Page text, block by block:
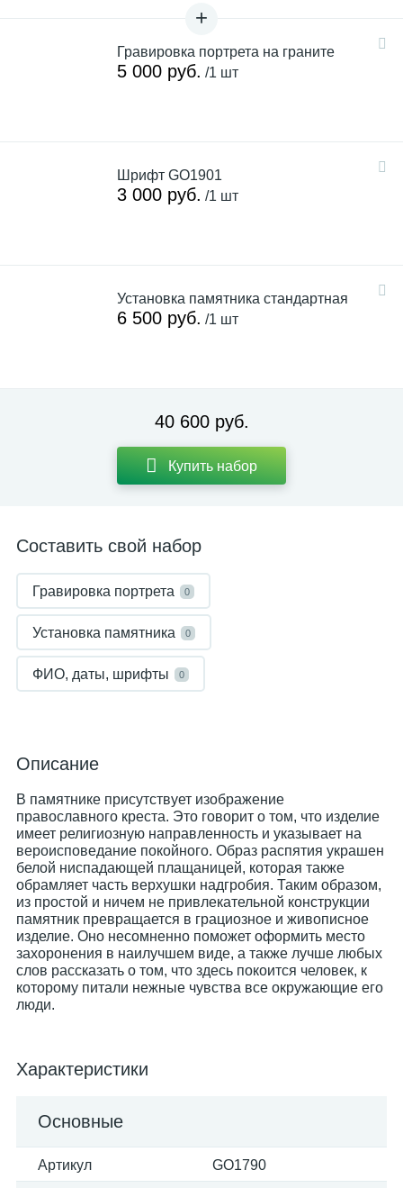
Гравировка портрета на граните
5 000 руб. /1 шт
Шрифт GO1901
3 000 руб. /1 шт
Установка памятника стандартная
6 500 руб. /1 шт
40 600 руб.
Купить набор
Составить свой набор
Гравировка портрета 0
Установка памятника 0
ФИО, даты, шрифты 0
Описание
В памятнике присутствует изображение
православного креста. Это говорит о том, что изделие
имеет религиозную направленность и указывает на
вероисповедание покойного. Образ распятия украшен
белой ниспадающей плащаницей, которая также
обрамляет часть верхушки надгробия. Таким образом,
из простой и ничем не привлекательной конструкции
памятник превращается в грациозное и живописное
изделие. Оно несомненно поможет оформить место
захоронения в наилучшем виде, а также лучше любых
слов рассказать о том, что здесь покоится человек, к
которому питали нежные чувства все окружающие его
люди.
Характеристики
Основные
Артикул GO1790